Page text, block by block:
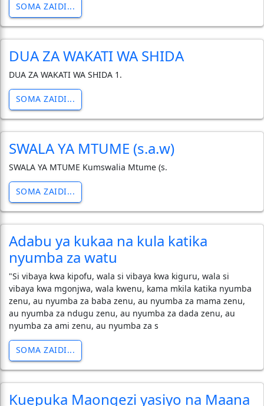
SOMA ZAIDI...
DUA ZA WAKATI WA SHIDA
DUA ZA WAKATI WA SHIDA 1.
SOMA ZAIDI...
SWALA YA MTUME (s.a.w)
SWALA YA MTUME Kumswalia Mtume (s.
SOMA ZAIDI...
Adabu ya kukaa na kula katika
nyumba za watu
"Si vibaya kwa kipofu, wala si vibaya kwa kiguru, wala si
vibaya kwa mgonjwa, wala kwenu, kama mkila katika nyumba
zenu, au nyumba za baba zenu, au nyumba za mama zenu,
au nyumba za ndugu zenu, au nyumba za dada zenu, au
nyumba za ami zenu, au nyumba za s
SOMA ZAIDI...
Kuepuka Maongezi yasiyo na Maana